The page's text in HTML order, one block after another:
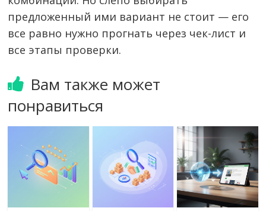
предложенный ими вариант не стоит — его
все равно нужно прогнать через чек-лист и
все этапы проверки.
Вам также может
понравиться